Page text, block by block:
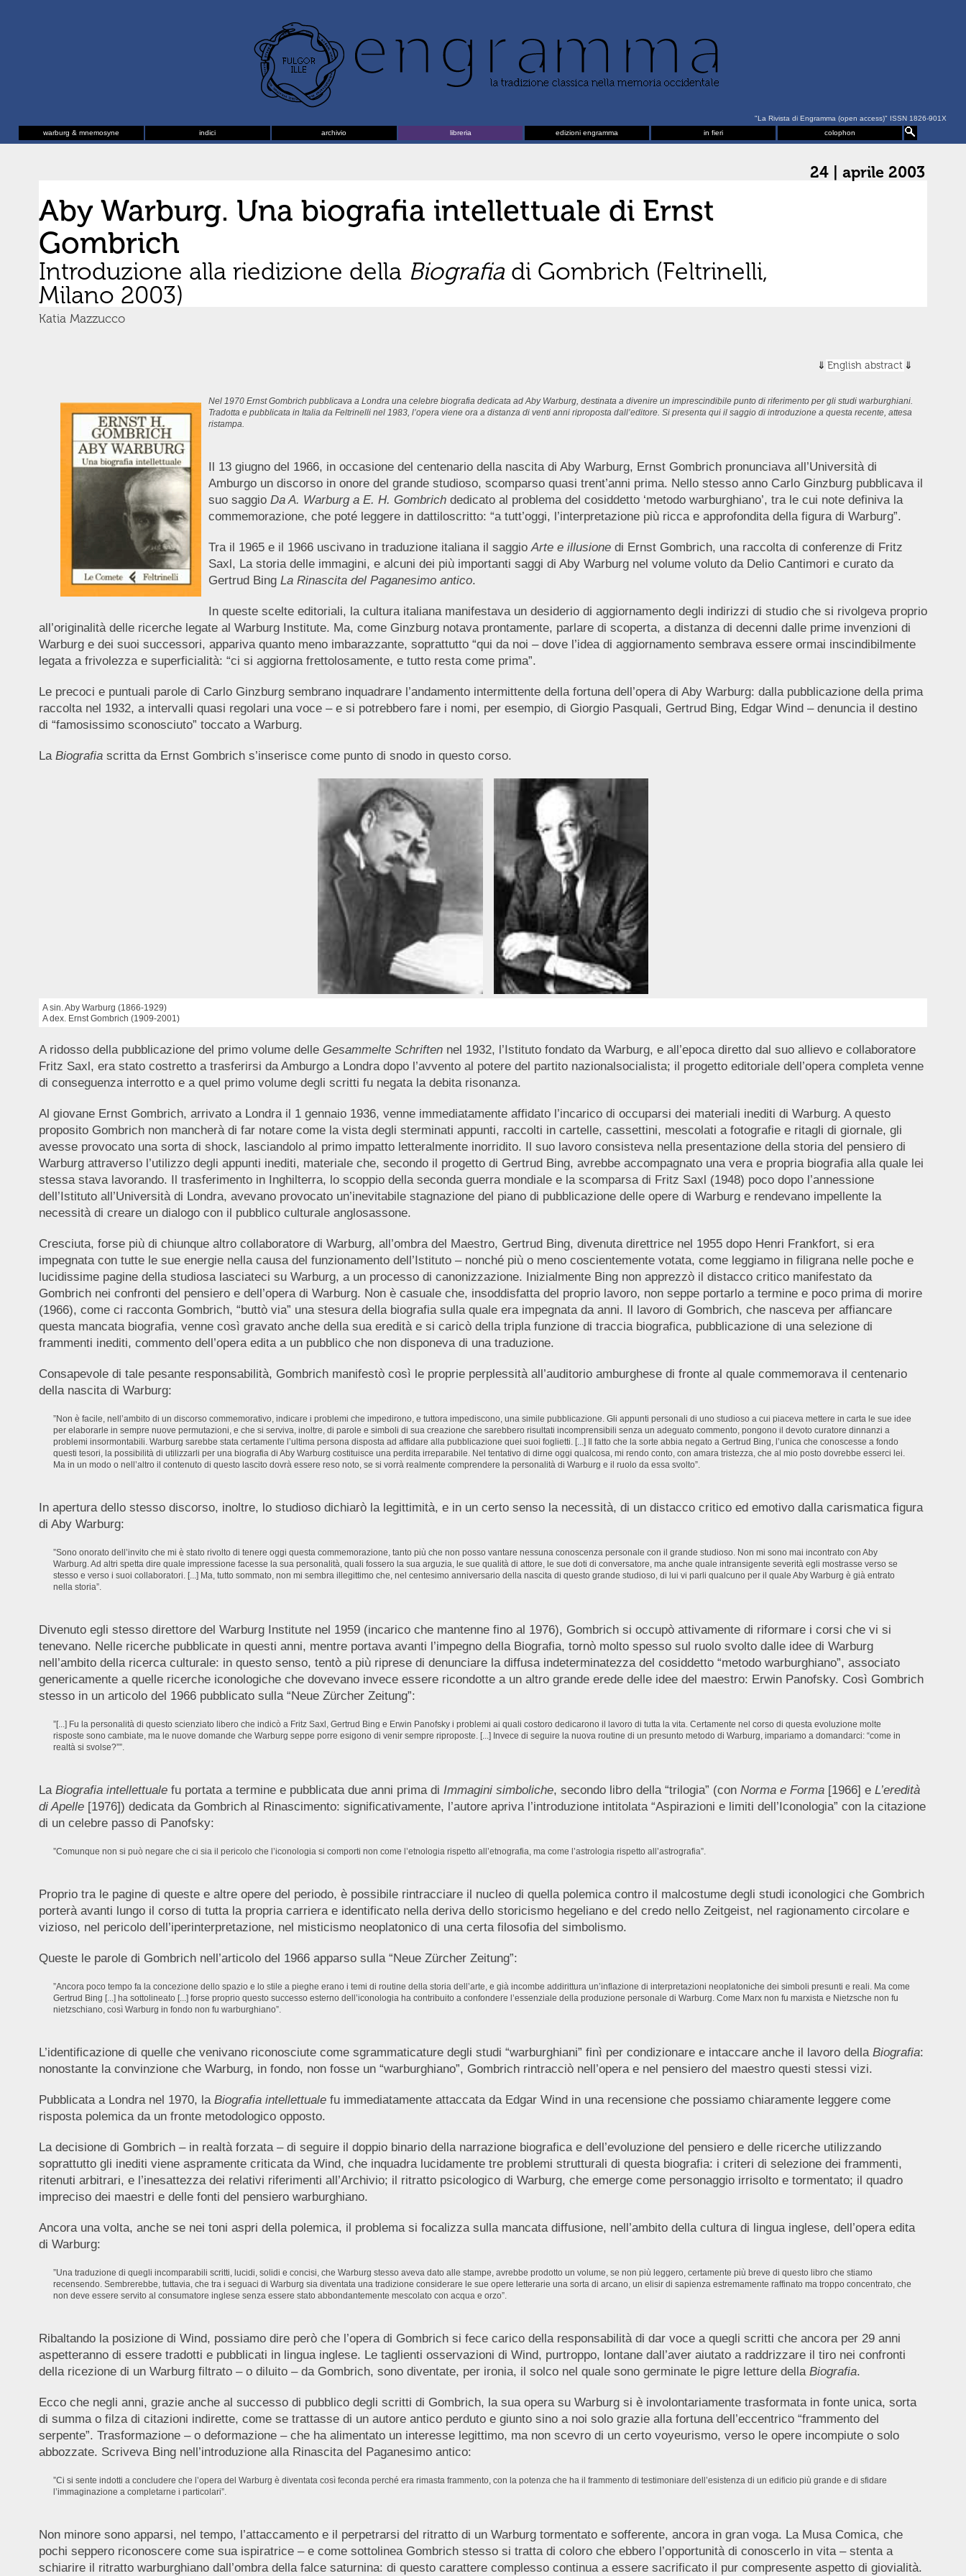
"La Rivista di Engramma (open access)" ISSN 1826-901X
warburg & mnemosyne
indici archivio libreria edizioni engramma in fieri colophon
24 | aprile 2003
Aby Warburg. Una biografia intellettuale di Ernst
Gombrich
Introduzione alla riedizione della Biografiadi Gombrich (Feltrinelli,
Milano 2003)
Katia Mazzucco
English abstract
Nel 1970 Ernst Gombrich pubblicava a Londra una celebre biografia dedicata ad Aby Warburg, destinata a divenire un imprescindibile punto di riferimento per gli studi warburghiani.
Tradotta e pubblicata in Italia da Feltrinelli nel 1983, l’opera viene ora a distanza di venti anni riproposta dall’editore. Si presenta qui il saggio di introduzione a questa recente, attesa
ristampa.
Il 13 giugno del 1966, in occasione del centenario della nascita di Aby Warburg, Ernst Gombrich pronunciava all’Università di
Amburgo un discorso in onore del grande studioso, scomparso quasi trent’anni prima. Nello stesso anno Carlo Ginzburg pubblicava il
suo saggio Da A. Warburg a E. H. Gombrichdedicato al problema del cosiddetto ‘metodo warburghiano’, tra le cui note definiva la
commemorazione, che poté leggere in dattiloscritto: “a tutt’oggi, l’interpretazione più ricca e approfondita della figura di Warburg”.
Tra il 1965 e il 1966 uscivano in traduzione italiana il saggioArte e illusionedi Ernst Gombrich, una raccolta di conferenze di Fritz
Saxl, La storia delle immagini, e alcuni dei più importanti saggi di Aby Warburg nel volume voluto da Delio Cantimori e curato da
Gertrud Bing La Rinascita del Paganesimo antico.
In queste scelte editoriali, la cultura italiana manifestava un desiderio di aggiornamento degli indirizzi di studio che si rivolgeva proprio
all’originalità delle ricerche legate al Warburg Institute. Ma, come Ginzburg notava prontamente, parlare di scoperta, a distanza di decenni dalle prime invenzioni di
Warburg e dei suoi successori, appariva quanto meno imbarazzante, soprattutto “qui da noi – dove l’idea di aggiornamento sembrava essere ormai inscindibilmente
legata a frivolezza e superficialità: “ci si aggiorna frettolosamente, e tutto resta come prima”.
Le precoci e puntuali parole di Carlo Ginzburg sembrano inquadrare l’andamento intermittente della fortuna dell’opera di Aby Warburg: dalla pubblicazione della prima
raccolta nel 1932, a intervalli quasi regolari una voce – e si potrebbero fare i nomi, per esempio, di Giorgio Pasquali, Gertrud Bing, Edgar Wind – denuncia il destino
di “famosissimo sconosciuto” toccato a Warburg.
La Biografiascritta da Ernst Gombrich s’inserisce come punto di snodo in questo corso.
A sin. Aby Warburg (1866-1929)
A dex. Ernst Gombrich (1909-2001)
A ridosso della pubblicazione del primo volume delle Gesammelte Schriftennel 1932, l’Istituto fondato da Warburg, e all’epoca diretto dal suo allievo e collaboratore
Fritz Saxl, era stato costretto a trasferirsi da Amburgo a Londra dopo l’avvento al potere del partito nazionalsocialista; il progetto editoriale dell’opera completa venne
di conseguenza interrotto e a quel primo volume degli scritti fu negata la debita risonanza.
Al giovane Ernst Gombrich, arrivato a Londra il 1 gennaio 1936, venne immediatamente affidato l’incarico di occuparsi dei materiali inediti di Warburg. A questo
proposito Gombrich non mancherà di far notare come la vista degli sterminati appunti, raccolti in cartelle, cassettini, mescolati a fotografie e ritagli di giornale, gli
avesse provocato una sorta di shock, lasciandolo al primo impatto letteralmente inorridito. Il suo lavoro consisteva nella presentazione della storia del pensiero di
Warburg attraverso l’utilizzo degli appunti inediti, materiale che, secondo il progetto di Gertrud Bing, avrebbe accompagnato una vera e propria biografia alla quale lei
stessa stava lavorando. Il trasferimento in Inghilterra, lo scoppio della seconda guerra mondiale e la scomparsa di Fritz Saxl (1948) poco dopo l’annessione
dell’Istituto all’Università di Londra, avevano provocato un’inevitabile stagnazione del piano di pubblicazione delle opere di Warburg e rendevano impellente la
necessità di creare un dialogo con il pubblico culturale anglosassone.
Cresciuta, forse più di chiunque altro collaboratore di Warburg, all’ombra del Maestro, Gertrud Bing, divenuta direttrice nel 1955 dopo Henri Frankfort, si era
impegnata con tutte le sue energie nella causa del funzionamento dell’Istituto – nonché più o meno coscientemente votata, come leggiamo in filigrana nelle poche e
lucidissime pagine della studiosa lasciateci su Warburg, a un processo di canonizzazione. Inizialmente Bing non apprezzò il distacco critico manifestato da
Gombrich nei confronti del pensiero e dell’opera di Warburg. Non è casuale che, insoddisfatta del proprio lavoro, non seppe portarlo a termine e poco prima di morire
(1966), come ci racconta Gombrich, “buttò via” una stesura della biografia sulla quale era impegnata da anni. Il lavoro di Gombrich, che nasceva per affiancare
questa mancata biografia, venne così gravato anche della sua eredità e si caricò della tripla funzione di traccia biografica, pubblicazione di una selezione di
frammenti inediti, commento dell’opera edita a un pubblico che non disponeva di una traduzione.
Consapevole di tale pesante responsabilità, Gombrich manifestò così le proprie perplessità all’auditorio amburghese di fronte al quale commemorava il centenario
della nascita di Warburg:
”Non è facile, nell’ambito di un discorso commemorativo, indicare i problemi che impedirono, e tuttora impediscono, una simile pubblicazione. Gli appunti personali di uno studioso a cui piaceva mettere in carta le sue idee
per elaborarle in sempre nuove permutazioni, e che si serviva, inoltre, di parole e simboli di sua creazione che sarebbero risultati incomprensibili senza un adeguato commento, pongono il devoto curatore dinnanzi a
problemi insormontabili. Warburg sarebbe stata certamente l’ultima persona disposta ad affidare alla pubblicazione quei suoi foglietti. [...] Il fatto che la sorte abbia negato a Gertrud Bing, l’unica che conoscesse a fondo
questi tesori, la possibilità di utilizzarli per una biografia di Aby Warburg costituisce una perdita irreparabile. Nel tentativo di dirne oggi qualcosa, mi rendo conto, con amara tristezza, che al mio posto dovrebbe esserci lei.
Ma in un modo o nell’altro il contenuto di questo lascito dovrà essere reso noto, se si vorrà realmente comprendere la personalità di Warburg e il ruolo da essa svolto”.
In apertura dello stesso discorso, inoltre, lo studioso dichiarò la legittimità, e in un certo senso la necessità, di un distacco critico ed emotivo dalla carismatica figura
di Aby Warburg:
”Sono onorato dell’invito che mi è stato rivolto di tenere oggi questa commemorazione, tanto più che non posso vantare nessuna conoscenza personale con il grande studioso. Non mi sono mai incontrato con Aby
Warburg. Ad altri spetta dire quale impressione facesse la sua personalità, quali fossero la sua arguzia, le sue qualità di attore, le sue doti di conversatore, ma anche quale intransigente severità egli mostrasse verso se
stesso e verso i suoi collaboratori. [...] Ma, tutto sommato, non mi sembra illegittimo che, nel centesimo anniversario della nascita di questo grande studioso, di lui vi parli qualcuno per il quale Aby Warburg è già entrato
nella storia”.
Divenuto egli stesso direttore del Warburg Institute nel 1959 (incarico che mantenne fino al 1976), Gombrich si occupò attivamente di riformare i corsi che vi si
tenevano. Nelle ricerche pubblicate in questi anni, mentre portava avanti l’impegno della Biografia, tornò molto spesso sul ruolo svolto dalle idee di Warburg
nell’ambito della ricerca culturale: in questo senso, tentò a più riprese di denunciare la diffusa indeterminatezza del cosiddetto “metodo warburghiano”, associato
genericamente a quelle ricerche iconologiche che dovevano invece essere ricondotte a un altro grande erede delle idee del maestro: Erwin Panofsky. Così Gombrich
stesso in un articolo del 1966 pubblicato sulla “Neue Zürcher Zeitung”:
”[...] Fu la personalità di questo scienziato libero che indicò a Fritz Saxl, Gertrud Bing e Erwin Panofsky i problemi ai quali costoro dedicarono il lavoro di tutta la vita. Certamente nel corso di questa evoluzione molte
risposte sono cambiate, ma le nuove domande che Warburg seppe porre esigono di venir sempre riproposte. [...] Invece di seguire la nuova routine di un presunto metodo di Warburg, impariamo a domandarci: “come in
realtà si svolse?””.
La Biografia intellettualefu portata a termine e pubblicata due anni prima di Immagini simboliche, secondo libro della “trilogia” (con Norma e Forma[1966] e L’eredità
di Apelle[1976]) dedicata da Gombrich al Rinascimento: significativamente, l’autore apriva l’introduzione intitolata “Aspirazioni e limiti dell’Iconologia” con la citazione
di un celebre passo di Panofsky:
”Comunque non si può negare che ci sia il pericolo che l’iconologia si comporti non come l’etnologia rispetto all’etnografia, ma come l’astrologia rispetto all’astrografia”.
Proprio tra le pagine di queste e altre opere del periodo, è possibile rintracciare il nucleo di quella polemica contro il malcostume degli studi iconologici che Gombrich
porterà avanti lungo il corso di tutta la propria carriera e identificato nella deriva dello storicismo hegeliano e del credo nello Zeitgeist, nel ragionamento circolare e
vizioso, nel pericolo dell’iperinterpretazione, nel misticismo neoplatonico di una certa filosofia del simbolismo.
Queste le parole di Gombrich nell’articolo del 1966 apparso sulla “Neue Zürcher Zeitung”:
”Ancora poco tempo fa la concezione dello spazio e lo stile a pieghe erano i temi di routine della storia dell’arte, e già incombe addirittura un’inflazione di interpretazioni neoplatoniche dei simboli presunti e reali. Ma come
Gertrud Bing [...] ha sottolineato [...] forse proprio questo successo esterno dell’iconologia ha contribuito a confondere l’essenziale della produzione personale di Warburg. Come Marx non fu marxista e Nietzsche non fu
nietzschiano, così Warburg in fondo non fu warburghiano”.
L’identificazione di quelle che venivano riconosciute come sgrammaticature degli studi “warburghiani” finì per condizionare e intaccare anche il lavoro della Biografia:
nonostante la convinzione che Warburg, in fondo, non fosse un “warburghiano”, Gombrich rintracciò nell’opera e nel pensiero del maestro questi stessi vizi.
Pubblicata a Londra nel 1970, la Biografia intellettualefu immediatamente attaccata da Edgar Wind in una recensione che possiamo chiaramente leggere come
risposta polemica da un fronte metodologico opposto.
La decisione di Gombrich – in realtà forzata – di seguire il doppio binario della narrazione biografica e dell’evoluzione del pensiero e delle ricerche utilizzando
soprattutto gli inediti viene aspramente criticata da Wind, che inquadra lucidamente tre problemi strutturali di questa biografia: i criteri di selezione dei frammenti,
ritenuti arbitrari, e l’inesattezza dei relativi riferimenti all’Archivio; il ritratto psicologico di Warburg, che emerge come personaggio irrisolto e tormentato; il quadro
impreciso dei maestri e delle fonti del pensiero warburghiano.
Ancora una volta, anche se nei toni aspri della polemica, il problema si focalizza sulla mancata diffusione, nell’ambito della cultura di lingua inglese, dell’opera edita
di Warburg:
”Una traduzione di quegli incomparabili scritti, lucidi, solidi e concisi, che Warburg stesso aveva dato alle stampe, avrebbe prodotto un volume, se non più leggero, certamente più breve di questo libro che stiamo
recensendo. Sembrerebbe, tuttavia, che tra i seguaci di Warburg sia diventata una tradizione considerare le sue opere letterarie una sorta di arcano, un elisir di sapienza estremamente raffinato ma troppo concentrato, che
non deve essere servito al consumatore inglese senza essere stato abbondantemente mescolato con acqua e orzo”.
Ribaltando la posizione di Wind, possiamo dire però che l’opera di Gombrich si fece carico della responsabilità di dar voce a quegli scritti che ancora per 29 anni
aspetteranno di essere tradotti e pubblicati in lingua inglese. Le taglienti osservazioni di Wind, purtroppo, lontane dall’aver aiutato a raddrizzare il tiro nei confronti
della ricezione di un Warburg filtrato – o diluito – da Gombrich, sono diventate, per ironia, il solco nel quale sono germinate le pigre letture della Biografia.
Ecco che negli anni, grazie anche al successo di pubblico degli scritti di Gombrich, la sua opera su Warburg si è involontariamente trasformata in fonte unica, sorta
di summa o filza di citazioni indirette, come se trattasse di un autore antico perduto e giunto sino a noi solo grazie alla fortuna dell’eccentrico “frammento del
serpente”. Trasformazione – o deformazione – che ha alimentato un interesse legittimo, ma non scevro di un certo voyeurismo, verso le opere incompiute o solo
abbozzate. Scriveva Bing nell’introduzione alla Rinascita del Paganesimo antico:
”Ci si sente indotti a concludere che l’opera del Warburg è diventata così feconda perché era rimasta frammento, con la potenza che ha il frammento di testimoniare dell’esistenza di un edificio più grande e di sfidare
l’immaginazione a completarne i particolari”.
Non minore sono apparsi, nel tempo, l’attaccamento e il perpetrarsi del ritratto di un Warburg tormentato e sofferente, ancora in gran voga. La Musa Comica, che
pochi seppero riconoscere come sua ispiratrice – e come sottolinea Gombrich stesso si tratta di coloro che ebbero l’opportunità di conoscerlo in vita – stenta a
schiarire il ritratto warburghiano dall’ombra della falce saturnina: di questo carattere complesso continua a essere sacrificato il pur compresente aspetto di giovialità.